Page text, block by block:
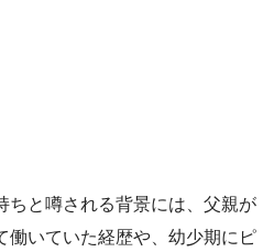
ちと噂される背景には、父親が
働いていた経歴や、幼少期にピ